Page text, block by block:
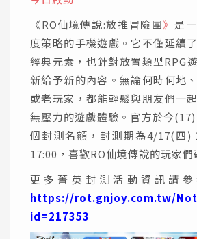
《RO仙境傳說:放推冒險團》是
度策略的手機遊戲。它不僅延續
經典元素，也針對放置類型RPG
新給予新的內容。無論何時何地
或老玩家，都能輕鬆與朋友們一
無壓力的遊戲體驗。官方於今
個封測名額，封測期為4/17(四)
17:00，喜歡RO仙境傳說的玩家們
更多菁英封測活動資訊請參
https://rot.gnjoy.com.tw/
id=217353